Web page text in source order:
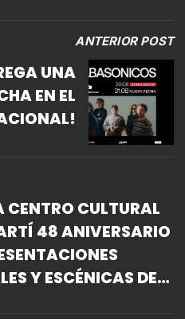
ANTERIOR POST
UNA
EN EL
CENTRO CULTURAL
48 ANIVERSARIO
Y ESCÉNICAS DE